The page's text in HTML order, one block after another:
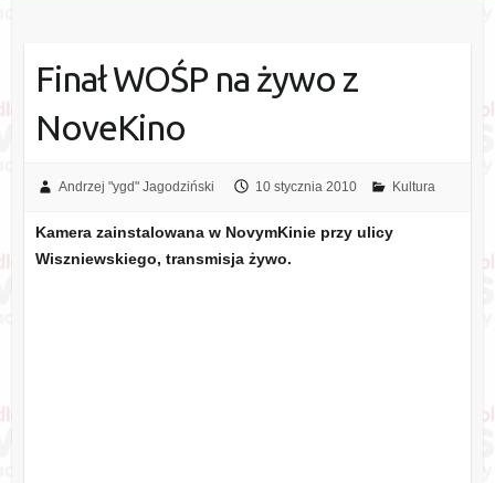
Finał WOŚP na żywo z
NoveKino
Andrzej "ygd" Jagodziński 10 stycznia 2010 Kultura
Kamera zainstalowana w NovymKinie przy ulicy
Wiszniewskiego, transmisja żywo.